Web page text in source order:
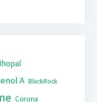
A BlackRock
Corona